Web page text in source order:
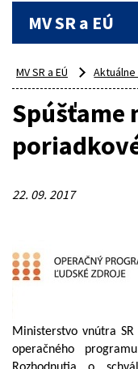
MV SR a EÚ
MV SR a EÚ
Spúšťame
22. 09. 2017
Ministerstvo vnútra
operačného